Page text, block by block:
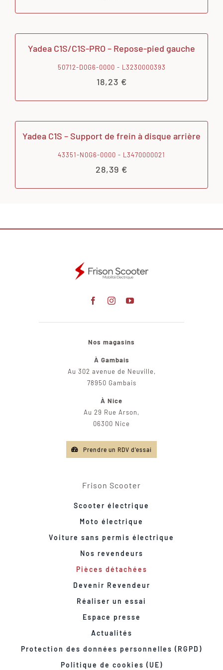
Yadea C1S/C1S-PRO – Repose-pied gauche
50712-D0G6-0000 - L3230000393
18,23 €
Yadea C1S – Support de frein à disque arrière
43351-N0G6-0000 - L3470000021
28,39 €
Nos magasins
À Gambais
Au 302 avenue de Neuville,
78950 Gambais
À Nice
Au 29 Rue Arson,
06300 Nice
Prendre un RDV d'essai
Frison Scooter
Scooter électrique
Moto électrique
Voiture sans permis électrique
Nos revendeurs
Pièces détachées
Devenir Revendeur
Réaliser un essai
Espace presse
Actualités
Protection des données personnelles (RGPD)
Politique de cookies (UE)